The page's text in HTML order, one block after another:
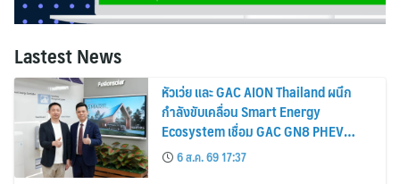
Lastest News
หัวเว่ย และ GAC AION Thailand ผนึก
กำลังขับเคลื่อน Smart Energy
Ecosystem เชื่อม GAC GN8 PHEV
รถยนต์ MPV ระดับพรีเมียม เข้ากับ
พลังงานแสงอาทิตย์ภายในบ้าน
6 ส.ค. 69 17:37